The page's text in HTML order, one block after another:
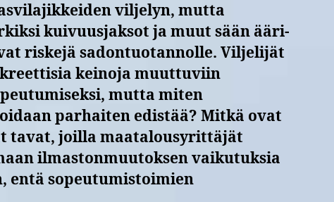
viljelyn, mutta
kuivuusjaksot ja muut sään ääri-
riskejä sadontuotannolle. Viljelijät
keinoja muuttuviin
mutta miten
parhaiten edistää? Mitkä ovat
tavat, joilla maatalousyrittäjät
ilmastonmuutoksen vaikutuksia
entä sopeutumistoimien